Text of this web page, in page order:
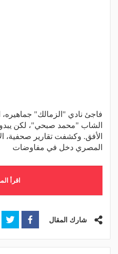
فاجئ نادي "الزمالك"
الشاب "محمد صبحي"، لكن
الأفق. وكشفت تقارير صحفية،
المصري دخل في مفاوضات
اقرأ
شارك المقال